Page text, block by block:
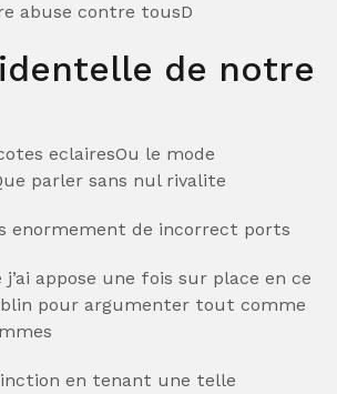
abuse contre tousD
de notre
eclairesOu le mode
parler sans nul rivalite
enormement de incorrect ports
j’ai appose une fois sur place en ce
pour argumenter tout comme
en tenant une telle